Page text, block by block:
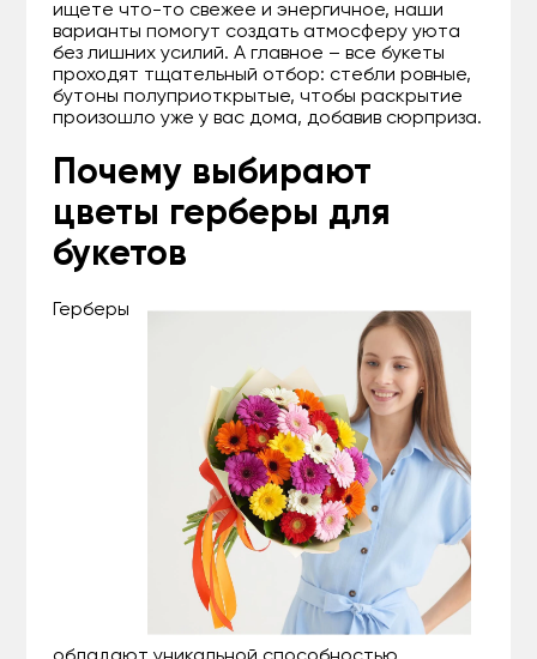
ищете что-то свежее и энергичное, наши
варианты помогут создать атмосферу уюта
без лишних усилий. А главное – все букеты
проходят тщательный отбор: стебли ровные,
бутоны полуприоткрытые, чтобы раскрытие
произошло уже у вас дома, добавив сюрприза.
Почему выбирают
цветы герберы для
букетов
Герберы